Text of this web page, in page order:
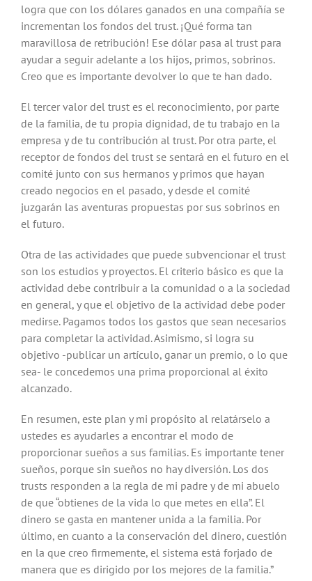
logra que con los dólares ganados en una compañía se
incrementan los fondos del trust. ¡Qué forma tan
maravillosa de retribución! Ese dólar pasa al trust para
ayudar a seguir adelante a los hijos, primos, sobrinos.
Creo que es importante devolver lo que te han dado.
El tercer valor del trust es el reconocimiento, por parte
de la familia, de tu propia dignidad, de tu trabajo en la
empresa y de tu contribución al trust. Por otra parte, el
receptor de fondos del trust se sentará en el futuro en el
comité junto con sus hermanos y primos que hayan
creado negocios en el pasado, y desde el comité
juzgarán las aventuras propuestas por sus sobrinos en
el futuro.
Otra de las actividades que puede subvencionar el trust
son los estudios y proyectos. El criterio básico es que la
actividad debe contribuir a la comunidad o a la sociedad
en general, y que el objetivo de la actividad debe poder
medirse. Pagamos todos los gastos que sean necesarios
para completar la actividad. Asimismo, si logra su
objetivo -publicar un artículo, ganar un premio, o lo que
sea- le concedemos una prima proporcional al éxito
alcanzado.
En resumen, este plan y mi propósito al relatárselo a
ustedes es ayudarles a encontrar el modo de
proporcionar sueños a sus familias. Es importante tener
sueños, porque sin sueños no hay diversión. Los dos
trusts responden a la regla de mi padre y de mi abuelo
de que “obtienes de la vida lo que metes en ella”. El
dinero se gasta en mantener unida a la familia. Por
último, en cuanto a la conservación del dinero, cuestión
en la que creo firmemente, el sistema está forjado de
manera que es dirigido por los mejores de la familia.”